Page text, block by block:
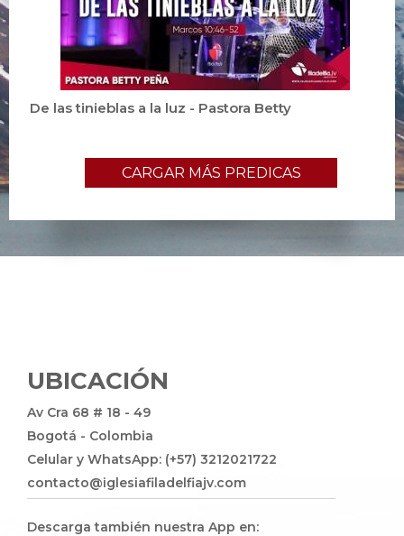
De las tinieblas a la luz - Pastora Betty
CARGAR MÁS PREDICAS
UBICACIÓN
Av Cra 68 # 18 - 49
Bogotá - Colombia
Celular y WhatsApp: (+57) 3212021722
contacto@iglesiafiladelfiajv.com
Descarga también nuestra App en: